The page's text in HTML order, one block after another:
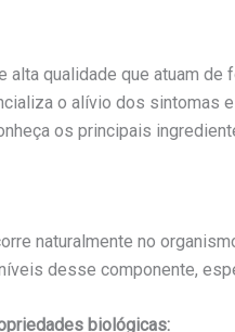
qualidade que atuam
o alívio dos sintomas
os principais
naturalmente no
desse componente,
biológicas: